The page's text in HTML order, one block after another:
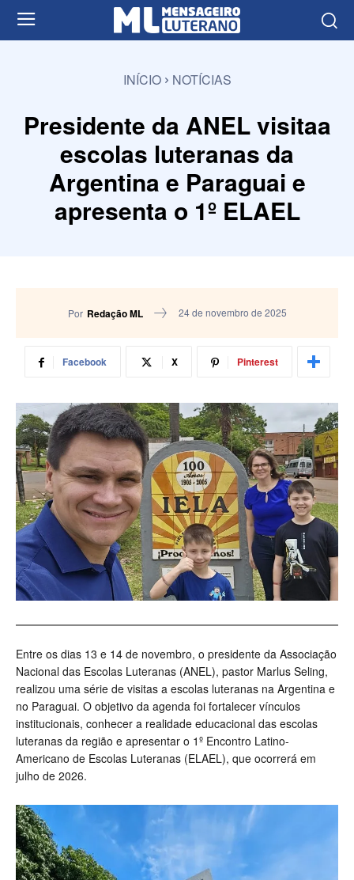
INÍCIO NOTÍCIAS
Presidente da ANEL visitaa
escolas luteranas da
Argentina e Paraguai e
apresenta o 1º ELAEL
Por Redação ML 24 de novembro de 2025
Facebook X Pinterest
Entre os dias 13 e 14 de novembro, o presidente da Associação
Nacional das Escolas Luteranas (ANEL), pastor Marlus Seling,
realizou uma série de visitas a escolas luteranas na Argentina e
no Paraguai. O objetivo da agenda foi fortalecer vínculos
institucionais, conhecer a realidade educacional das escolas
luteranas da região e apresentar o 1º Encontro Latino-
Americano de Escolas Luteranas (ELAEL), que ocorrerá em
julho de 2026.